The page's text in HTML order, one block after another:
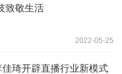
致敬生活
2022-05-25
佳琦开辟直播行业新模式